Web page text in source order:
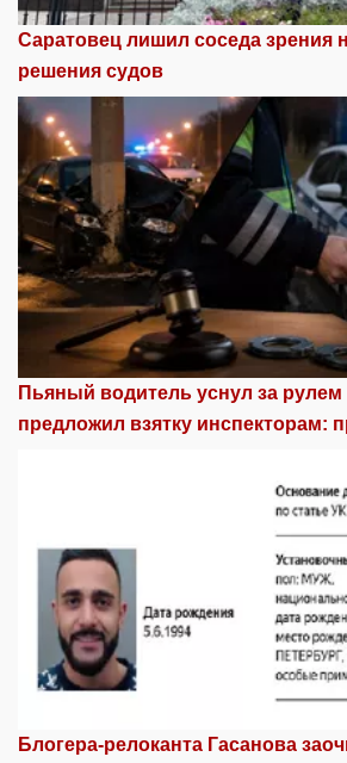
Саратовец лишил соседа зрения
решения судов
Пьяный водитель уснул за
предложил взятку инспекторам:
Блогера-релоканта Гасанова